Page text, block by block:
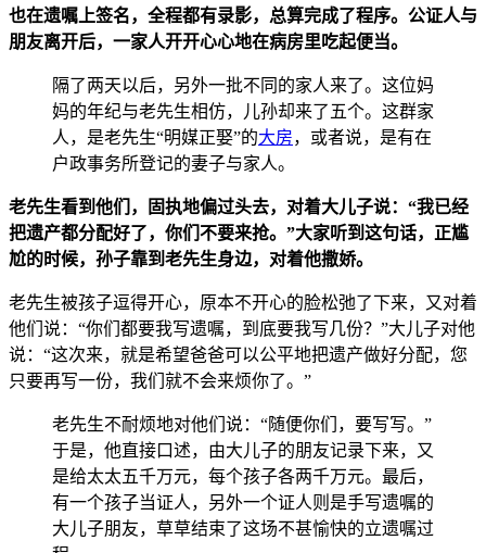
也在遗嘱上签名，全程都有录影，总算完成了程序。公证人与
朋友离开后，一家人开开心心地在病房里吃起便当。
隔了两天以后，另外一批不同的家人来了。这位妈
妈的年纪与老先生相仿，儿孙却来了五个。这群家
人，是老先生“明媒正娶”的大房，或者说，是有在
户政事务所登记的妻子与家人。
老先生看到他们，固执地偏过头去，对着大儿子说：“我已经
把遗产都分配好了，你们不要来抢。”大家听到这句话，正尴
尬的时候， 孙子靠到老先生身边，对着他撒娇。
老先生被孩子逗得开心，原本不开心的脸松弛了下来，又对着
他们说：“你们都要我写遗嘱，到底要我写几份？”大儿子对他
说：“这次来，就是希望爸爸可以公平地把遗产做好分配，您
只要再写一份，我们就不会来烦你了。”
老先生不耐烦地对他们 说：“随便你们，要写写。”
于是，他直接口述，由大儿子的朋友记录下来，又
是给太太五千万元，每个孩子各两千万元。最后，
有一个孩子当证人，另外一个证人则是手写遗嘱的
大儿子朋友，草草结束了这场不甚愉快的立遗嘱过